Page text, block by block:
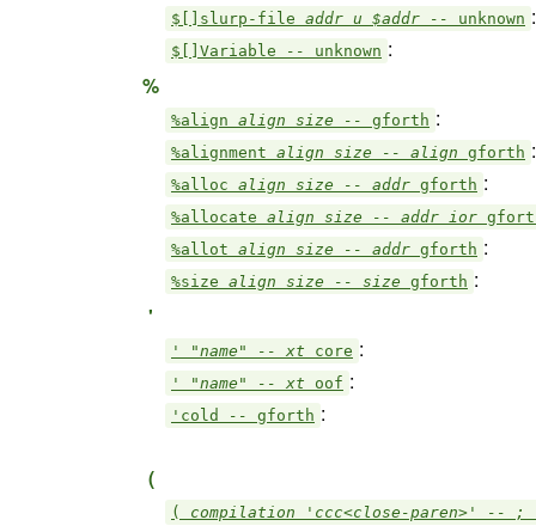
$[]slurp-file addr u $addr -- unknown :
$[]Variable -- unknown :
%
%align align size -- gforth :
%alignment align size -- align gforth :
%alloc align size -- addr gforth :
%allocate align size -- addr ior
%allot align size -- addr gforth :
%size align size -- size gforth :
'
' "name" -- xt core :
' "name" -- xt oof :
'cold -- gforth :
(
( compilation 'ccc<close-paren>' --